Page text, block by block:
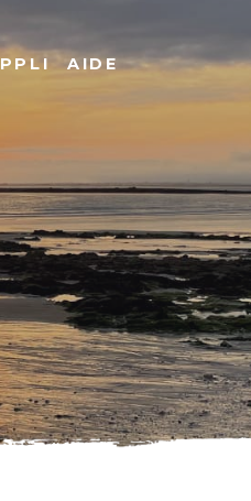
AIDE